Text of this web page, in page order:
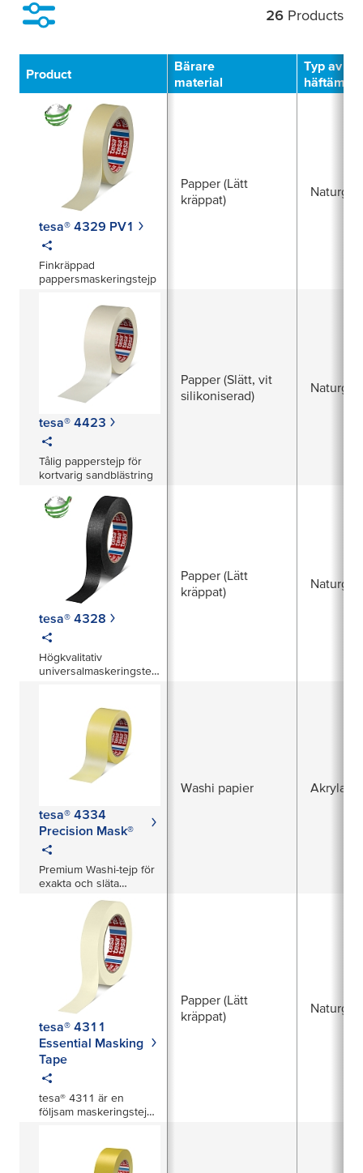
26 Products
Product
Bärare
material
Typ av
häftämne
tesa® 4329 PV1
Finkräppad
pappersmaskeringstejp
Papper (Lätt
kräppat)
tesa® 4423
Tålig papperstejp för
kortvarig sandblästring
Papper (Slätt, vit
silikoniserad)
tesa® 4328
Högkvalitativ
universalmaskeringstejp
Papper (Lätt
kräppat)
tesa® 4334
Precision Mask®
Premium Washi-tejp för
exakta och släta
Washi papier Akrylat
tesa® 4311
Essential Masking
Tape
tesa® 4311 är en
följsam maskeringstejp
naturgummiklister.
Papper (Lätt
kräppat)